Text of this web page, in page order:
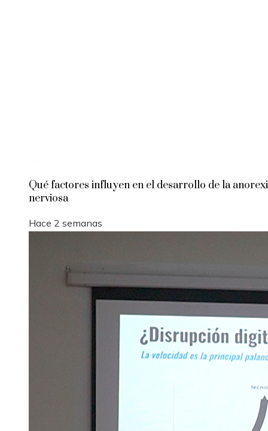
Qué factores influyen en el desarrollo de la
nerviosa
Hace 2 semanas